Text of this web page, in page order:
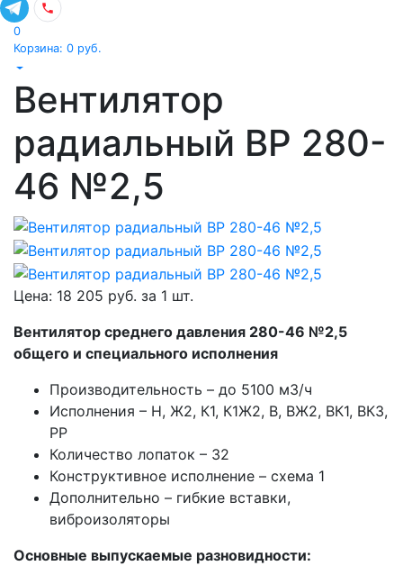
0
Корзина: 0 руб.
Вентилятор
радиальный ВР 280-
46 №2,5
Цена: 18 205 руб. за 1 шт.
Вентилятор среднего давления 280-46 №2,5
общего и специального исполнения
Производительность – до 5100 м3/ч
Исполнения – Н, Ж2, К1, К1Ж2, В, ВЖ2, ВК1, ВК3,
РР
Количество лопаток – 32
Конструктивное исполнение – схема 1
Дополнительно – гибкие вставки,
виброизоляторы
Основные выпускаемые разновидности: